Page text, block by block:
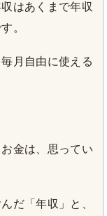
はあくまで年収
。
月自由に使える
金は、思ってい
だ「年収」と、